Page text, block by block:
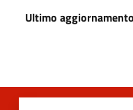
Ultimo aggiornamento